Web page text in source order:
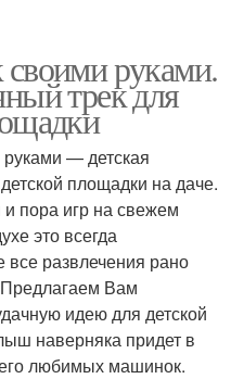
руками.
трек для
— детская
площадки на даче.
и пора игр на свежем
это всегда
все развлечения рано
Вам
идею для детской
наверняка придет в
любимых машинок.